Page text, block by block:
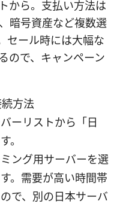
から。支払い方法は
暗号資産など複数選
セール時には大幅な
ので、キャンペーン
方法
ーリストから「日
。
ング用サーバーを選
。需要が高い時間帯
で、別の日本サーバ